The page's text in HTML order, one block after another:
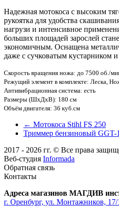
Надежная мотокоса с высоким
рукоятка для удобства
нагрузи и интенсивное
больших площадей зарослей
экономичным. Оснащена
даже с сучковатым кустарником
Скорость вращения ножа: до 7500 об./
Режущий элемент в комплекте: Леска,
Антивибрационная система: есть
Размеры (ШxДxВ): 180 см
Объём двигателя: 36 куб.см
← Мотокоса Stihl FS 250
Триммер бензиновый
2017 - 2026 гг. © Все права
Веб-студия Informada
Обратная связь
Контакты
Адреса магазинов МАГДИВ
г. Оренбург, ул. Монтажников, 17/